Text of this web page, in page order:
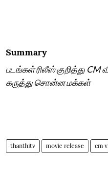
Summary
படங்கள் ரிலீஸ் குறித்து CM
கருத்து சொன்ன மக்கள்
thanthitv movie release cm